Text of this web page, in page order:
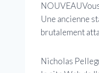
NOUVEAU
Une ancienne
brutalement
Nicholas